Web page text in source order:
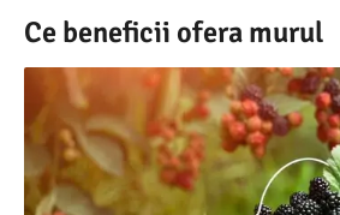
Ce beneficii ofera murul